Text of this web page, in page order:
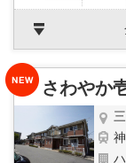
さわやか